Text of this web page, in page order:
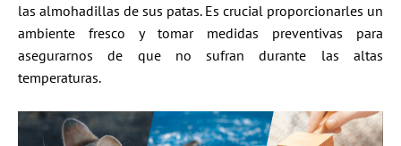
las almohadillas de sus patas. Es crucial proporcionarles un
ambiente fresco y tomar medidas preventivas para
asegurarnos de que no sufran durante las altas
temperaturas.